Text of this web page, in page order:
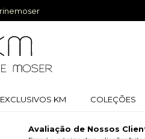
EXCLUSIVOS KM COLEÇÕES
Avaliação de Nossos